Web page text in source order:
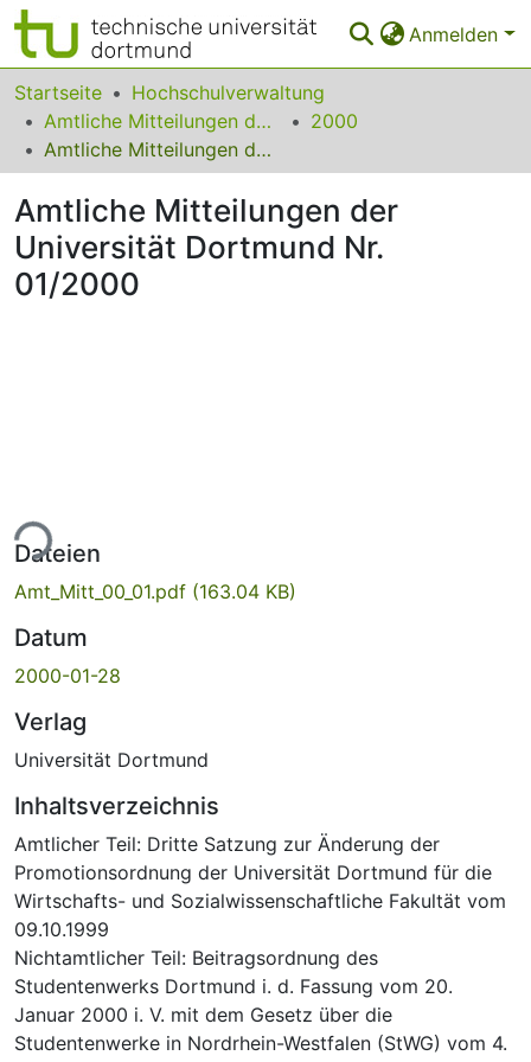
Anmelden
Bereiche & Sammlungen
Das gesamte Repositorium
FAQ
Leitlinien
Startseite
Hochschulverwaltung
Amtliche Mitteilungen der Technischen Universität Dortmund
2000
Amtliche Mitteilungen der Universität Dortmund Nr. 01/2000
Amtliche Mitteilungen der
Universität Dortmund Nr.
01/2000
Dateien
Amt_Mitt_00_01.pdf (163.04 KB)
Datum
2000-01-28
Verlag
Universität Dortmund
Inhaltsverzeichnis
Amtlicher Teil: Dritte Satzung zur Änderung der
Promotionsordnung der Universität Dortmund für die
Wirtschafts- und Sozialwissenschaftliche Fakultät vom
09.10.1999
Nichtamtlicher Teil: Beitragsordnung des
Studentenwerks Dortmund i. d. Fassung vom 20.
Januar 2000 i. V. mit dem Gesetz über die
Studentenwerke in Nordrhein-Westfalen (StWG) vom 4.